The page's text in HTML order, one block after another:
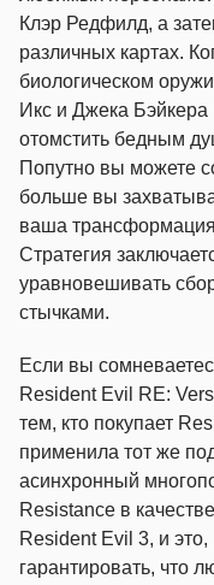
Клэр Редфилд, а
различных картах.
биологическом
Икс и Джека
отомстить бедным
Попутно вы можете
больше вы
ваша
Стратегия
уравновешивать
стычками.
Если вы
Resident Evil RE:
тем, кто покупает
применила тот же
асинхронный
Resistance в
Resident Evil 3, и
гарантировать, что